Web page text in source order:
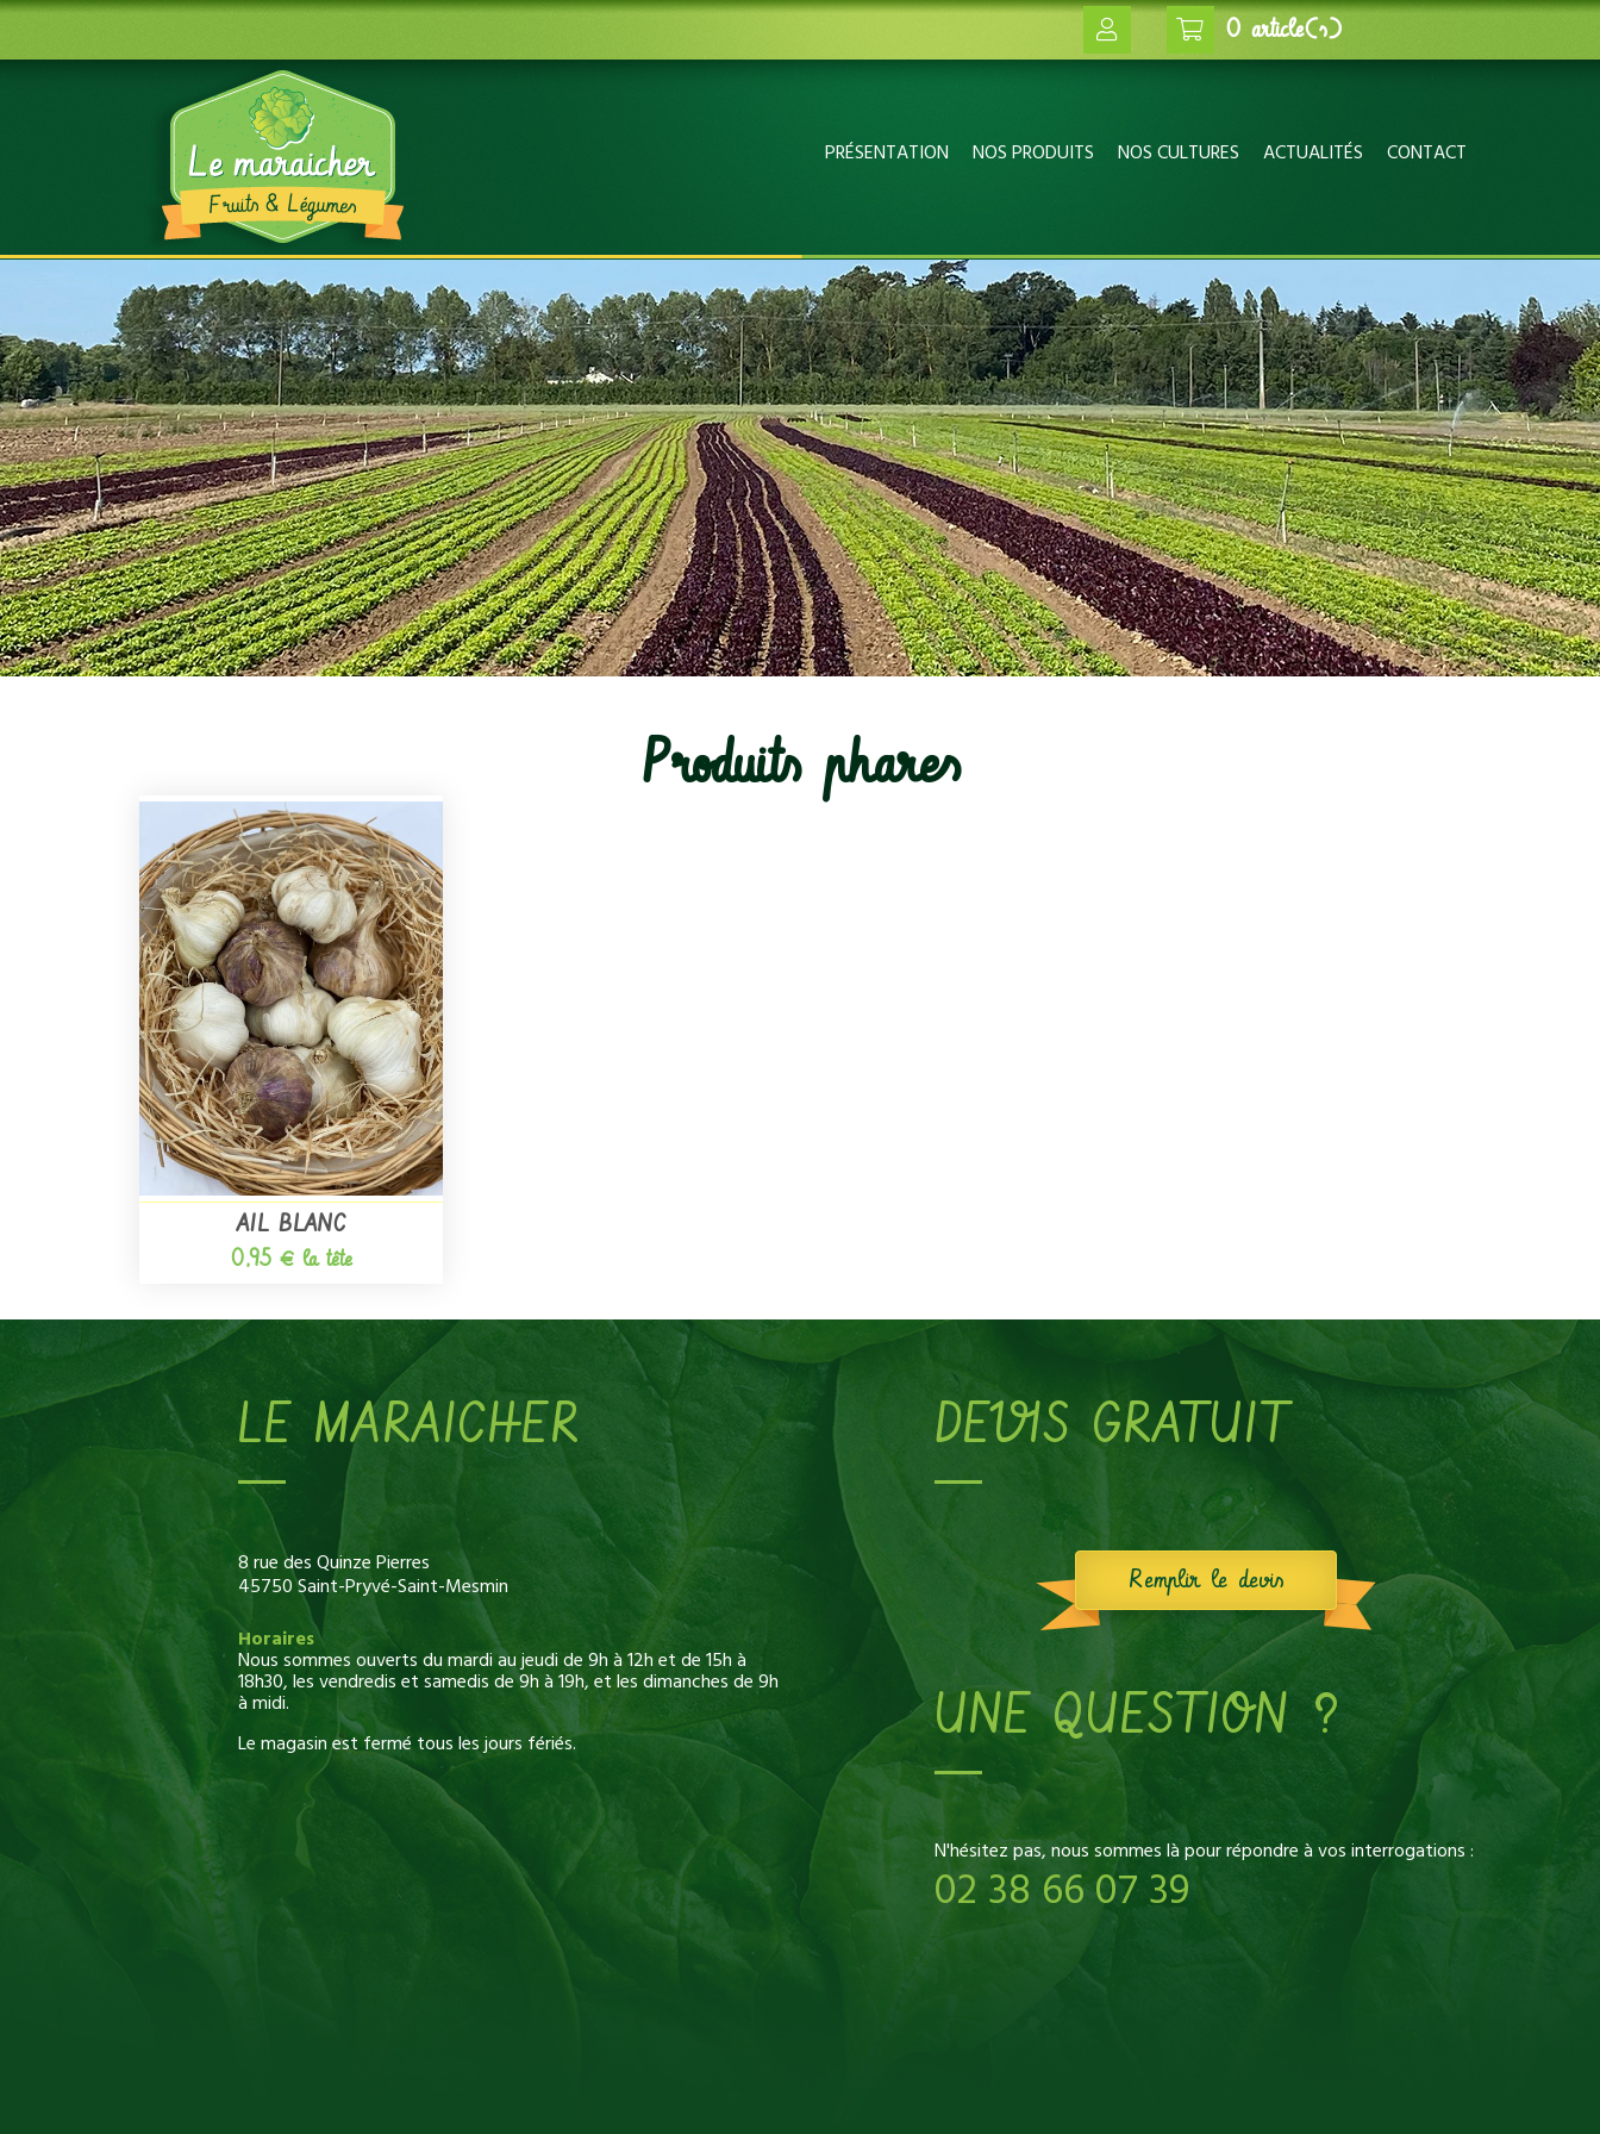
0 article(s)
PRÉSENTATION NOS PRODUITS NOS CULTURES ACTUALITÉS CONTACT
Produits phares
AIL BLANC
0,95 € la tête
DEVIS GRATUIT
Remplir le devis
UNE QUESTION ?
N'hésitez pas, nous sommes là pour répondre à vos interrogations :
02 38 66 07 39
LE MARAICHER
8 rue des Quinze Pierres
45750 Saint-Pryvé-Saint-Mesmin
Horaires
Nous sommes ouverts du mardi au jeudi de 9h à 12h et de 15h à
18h30, les vendredis et samedis de 9h à 19h, et les dimanches de 9h
à midi.
Le magasin est fermé tous les jours fériés.